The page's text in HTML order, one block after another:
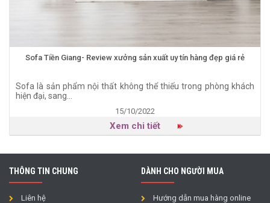
Sofa Tiền Giang- Review xưởng sản xuất uy tín hàng đẹp giá rẻ
Sofa là sản phẩm nội thất không thể thiếu trong phòng khách
hiện đại, sang...
15/10/2022
Xem chi tiết
THÔNG TIN CHUNG
Liên hệ
DÀNH CHO NGƯỜI MUA
Hướng dẫn mua hàng online